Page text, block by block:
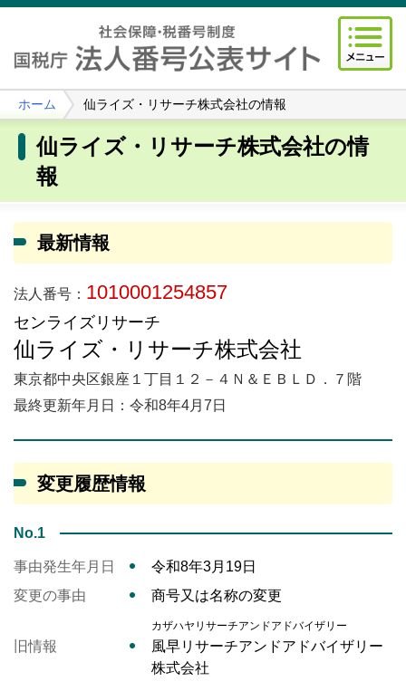
ホーム 仙ライズ・リサーチ株式会社の情報
仙ライズ・リサーチ株式会社の情
報
最新情報
法人番号： 1010001254857
センライズリサーチ
仙ライズ・リサーチ株式会社
東京都中央区銀座１丁目１２－４Ｎ＆ＥＢＬＤ．７階
最終更新年月日：令和8年4月7日
変更履歴情報
No.1
事由発生年月日
令和8年3月19日
変更の事由
商号又は名称の変更
カザハヤリサーチアンドアドバイザリー
旧情報
風早リサーチアンドアドバイザリー
株式会社